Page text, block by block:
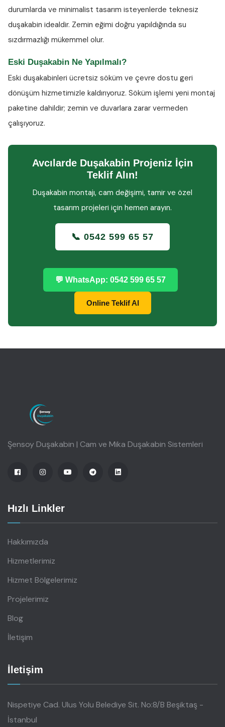
durumlarda ve minimalist tasarım isteyenlerde teknesiz
duşakabin idealdir. Zemin eğimi doğru yapıldığında su
sızdırmazlığı mükemmel olur.
Eski Duşakabin Ne Yapılmalı?
Eski duşakabinleri ücretsiz söküm ve çevre dostu geri
dönüşüm hizmetimizle kaldırıyoruz. Söküm işlemi yeni montaj
paketine dahildir; zemin ve duvarlara zarar vermeden
çalışıyoruz.
Avcılarde Duşakabin Projeniz İçin
Teklif Alın!
Duşakabin montajı, cam değişimi, tamir ve özel
tasarım projeleri için hemen arayın.
📞 0542 599 65 57
💬 WhatsApp: 0542 599 65 57
Online Teklif Al
Şensoy Duşakabin | Cam ve Mika Duşakabin Sistemleri
Hızlı Linkler
Hakkımızda
Hizmetlerimiz
Hizmet Bölgelerimiz
Projelerimiz
Blog
İletişim
İletişim
Nispetiye Cad. Ulus Yolu Belediye Sit. No:8/B Beşiktaş -
İstanbul